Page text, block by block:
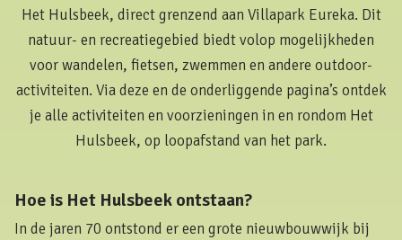
Het Hulsbeek, direct grenzend aan Villapark Eureka. Dit
natuur- en recreatiegebied biedt volop mogelijkheden
voor wandelen, fietsen, zwemmen en andere outdoor-
activiteiten. Via deze en de onderliggende pagina’s ontdek
je alle activiteiten en voorzieningen in en rondom Het
Hulsbeek, op loopafstand van het park.
Hoe is Het Hulsbeek ontstaan?
In de jaren 70 ontstond er een grote nieuwbouwwijk bij